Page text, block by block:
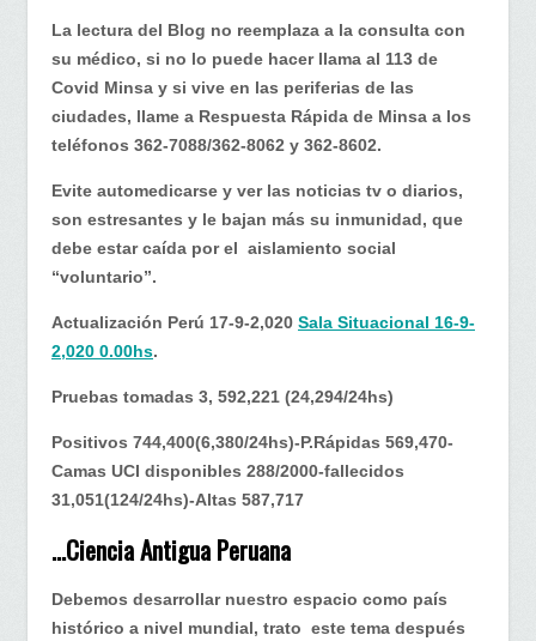
La lectura del Blog no reemplaza a la consulta con
su médico, si no lo puede hacer llama al 113 de
Covid Minsa y si vive en las periferias de las
ciudades, llame a Respuesta Rápida de Minsa a los
teléfonos 362-7088/362-8062 y 362-8602.
Evite automedicarse y ver las noticias tv o diarios,
son estresantes y le bajan más su inmunidad, que
debe estar caída por el aislamiento social
“voluntario”.
Actualización Perú 17-9-2,020 Sala Situacional 16-9-
2,020 0.00hs.
Pruebas tomadas 3, 592,221 (24,294/24hs)
Positivos 744,400(6,380/24hs)-P.Rápidas 569,470-
Camas UCI disponibles 288/2000-fallecidos
31,051(124/24hs)-Altas 587,717
…Ciencia Antigua Peruana
Debemos desarrollar nuestro espacio como país
histórico a nivel mundial, trato este tema después